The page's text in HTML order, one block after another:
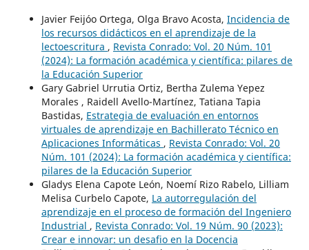
Javier Feijóo Ortega, Olga Bravo Acosta, Incidencia de
los recursos didácticos en el aprendizaje de la
lectoescritura , Revista Conrado: Vol. 20 Núm. 101
(2024): La formación académica y científica: pilares de
la Educación Superior
Gary Gabriel Urrutia Ortiz, Bertha Zulema Yepez
Morales , Raidell Avello-Martínez, Tatiana Tapia
Bastidas, Estrategia de evaluación en entornos
virtuales de aprendizaje en Bachillerato Técnico en
Aplicaciones Informáticas , Revista Conrado: Vol. 20
Núm. 101 (2024): La formación académica y científica:
pilares de la Educación Superior
Gladys Elena Capote León, Noemí Rizo Rabelo, Lilliam
Melisa Curbelo Capote, La autorregulación del
aprendizaje en el proceso de formación del Ingeniero
Industrial , Revista Conrado: Vol. 19 Núm. 90 (2023):
Crear e innovar: un desafio en la Docencia